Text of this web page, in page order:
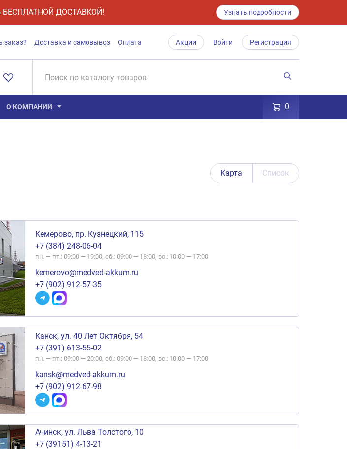
БЕСПЛАТНОЙ ДОСТАВКОЙ! Узнать подробности
заказ? Доставка и самовывоз Оплата Акции Войти Регистрация
О КОМПАНИИ 0
Карта Список
Кемерово, пр. Кузнецкий, 115
+7 (384) 248-06-04
пн. — пт.: 09:00 — 19:00, сб.: 09:00 — 18:00, вс.: 10:00 — 17:00
kemerovo@medved-akkum.ru
+7 (902) 912-57-35
Канск, ул. 40 Лет Октября, 54
+7 (391) 613-55-02
пн. — пт.: 09:00 — 20:00, сб.: 09:00 — 18:00, вс.: 10:00 — 17:00
kansk@medved-akkum.ru
+7 (902) 912-67-98
Ачинск, ул. Льва Толстого, 10
+7 (39151) 4-13-21